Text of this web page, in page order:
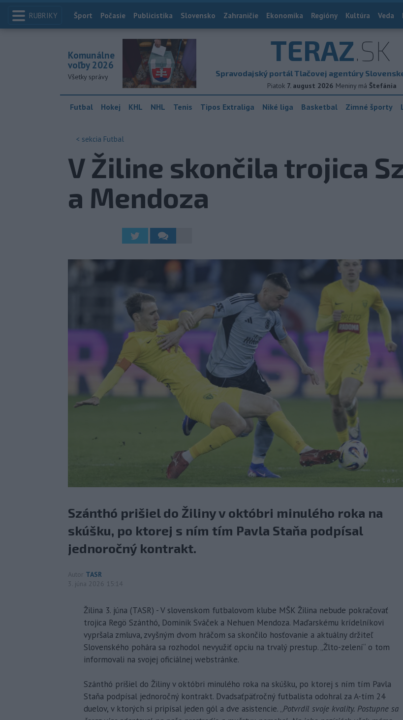
RUBRIKY Index
Šport Počasie Publicistika Slovensko Zahraničie Ekonomika Regióny Kultúra Veda
TERAZ.SK
Spravodajský portál Tlačovej agentúry
Piatok 7. august 2026 Meniny má Štefánia
Komunálne
voľby 2026
Všetky správy
Futbal Hokej KHL NHL Tenis Tipos Extraliga Niké liga Basketbal Zimné športy
< sekcia Futbal
V Žiline skončila trojica
a Mendoza
Szánthó prišiel do Žiliny v októbri minulého roka na
skúšku, po ktorej s ním tím Pavla Staňa podpísal
jednoročný kontrakt.
Autor TASR
3. júna 2026 15:14
Žilina 3. júna (TASR) - V slovenskom futbalovom klube MŠK Žilina nebude pokračovať
trojica Regö Szánthó, Dominik Sváček a Nehuen Mendoza. Maďarskému krídelníkovi
vypršala zmluva, zvyšným dvom hráčom sa skončilo hosťovanie a aktuálny držiteľ
Slovenského pohára sa rozhodol nevyužiť opciu na trvalý prestup. „Žlto-zelení“ o tom
informovali na svojej oficiálnej webstránke.
Szánthó prišiel do Žiliny v októbri minulého roka na skúšku, po ktorej s ním tím Pavla
Staňa podpísal jednoročný kontrakt. Dvadsaťpäťročný futbalista odohral za A-tím 24
duelov, v ktorých si pripísal jeden gól a dve asistencie. „Potvrdil svoje kvality. Postupne sa